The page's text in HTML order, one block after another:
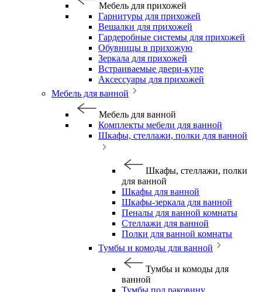
Мебель для прихожей
Гарнитуры для прихожей
Вешалки для прихожей
Гардеробные системы для прихожей
Обувницы в прихожую
Зеркала для прихожей
Встраиваемые двери-купе
Аксессуары для прихожей
Мебель для ванной
Мебель для ванной
Комплекты мебели для ванной
Шкафы, стеллажи, полки для ванной
Шкафы, стеллажи, полки
для ванной
Шкафы для ванной
Шкафы-зеркала для ванной
Пеналы для ванной комнаты
Стеллажи для ванной
Полки для ванной комнаты
Тумбы и комоды для ванной
Тумбы и комоды для
ванной
Тумбы под раковину